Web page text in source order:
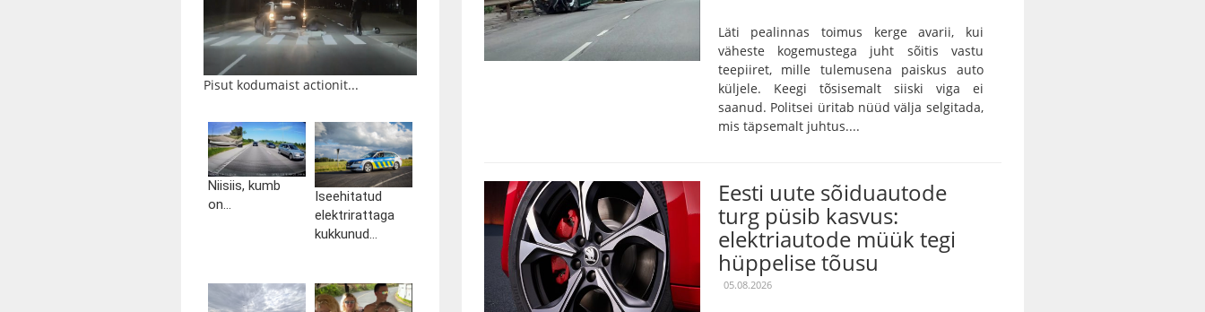
Pisut kodumaist actionit...
Niisiis, kumb
on...
Iseehitatud
elektrirattaga
kukkunud...
Läti pealinnas toimus kerge avarii, kui
väheste kogemustega juht sõitis vastu
teepiiret, mille tulemusena paiskus auto
küljele. Keegi tõsisemalt siiski viga ei
saanud. Politsei üritab nüüd välja selgitada,
mis täpsemalt juhtus....
Eesti uute sõiduautode
turg püsib kasvus:
elektriautode müük tegi
hüppelise tõusu
05.08.2026